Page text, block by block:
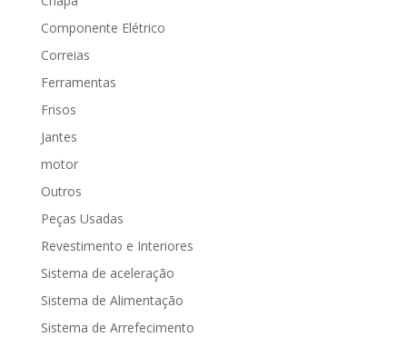
Componente Elétrico
Correias
Ferramentas
Frisos
Jantes
motor
Outros
Peças Usadas
Revestimento e Interiores
Sistema de aceleração
Sistema de Alimentação
Sistema de Arrefecimento